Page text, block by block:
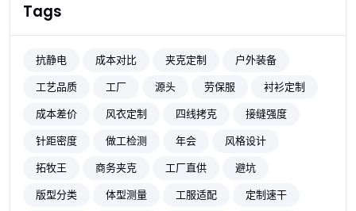
Tags
抗静电 成本对比 夹克定制
户外装备
工艺品质
工厂 源头 劳保服
衬衫定制
成本差价
风衣定制 四线拷克
接缝强度
针距密度
做工检测 年会
风格设计
拓牧王
商务夹克 工厂直供
避坑
版型分类
体型测量 工服适配
定制速干